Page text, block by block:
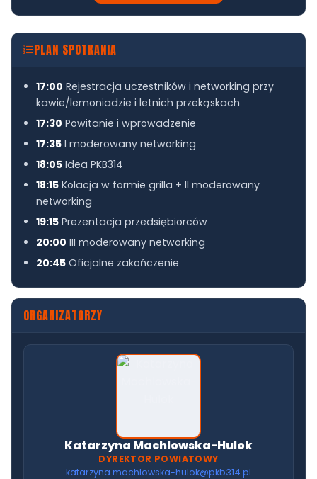
PLAN SPOTKANIA
17:00 Rejestracja uczestników i networking przy
kawie/lemoniadzie i letnich przekąskach
17:30 Powitanie i wprowadzenie
17:35I moderowany networking
18:05Idea PKB314
18:15Kolacja w formie grilla + II moderowany
networking
19:15Prezentacja przedsiębiorców
20:00 III moderowany networking
20:45Oficjalne zakończenie
ORGANIZATORZY
Katarzyna Machlowska-Hulok
DYREKTOR POWIATOWY
katarzyna.machlowska-hulok@pkb314.pl